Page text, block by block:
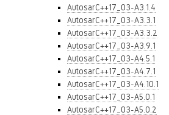
AutosarC++17_03-A3.1.4
AutosarC++17_03-A3.3.1
AutosarC++17_03-A3.3.2
AutosarC++17_03-A3.9.1
AutosarC++17_03-A4.5.1
AutosarC++17_03-A4.7.1
AutosarC++17_03-A4.10.1
AutosarC++17_03-A5.0.1
AutosarC++17_03-A5.0.2